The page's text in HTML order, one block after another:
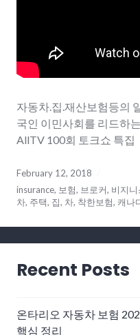
자동차.집.재산보험등의
국인 이민사회를 리드하
AllTV 100회 토크쇼 특집
February 12, 2018
insurance, 보험, 브로커, 비지니
차, 주택, 집, 차, 착한보험, 캐나
Recent Posts
온타리오 자동차 보험
핵심 정리